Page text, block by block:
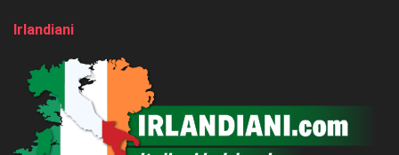
Irlandiani